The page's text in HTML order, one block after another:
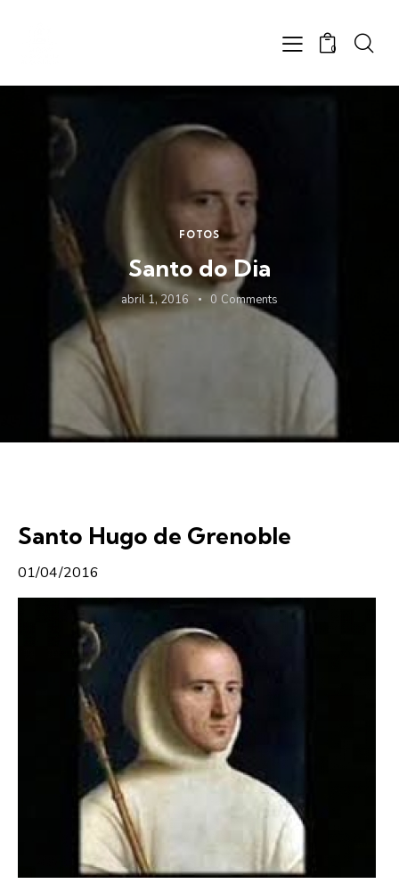
0
FOTOS
Santo do Dia
abril 1, 2016 0 Comments
Santo Hugo de Grenoble
01/04/2016